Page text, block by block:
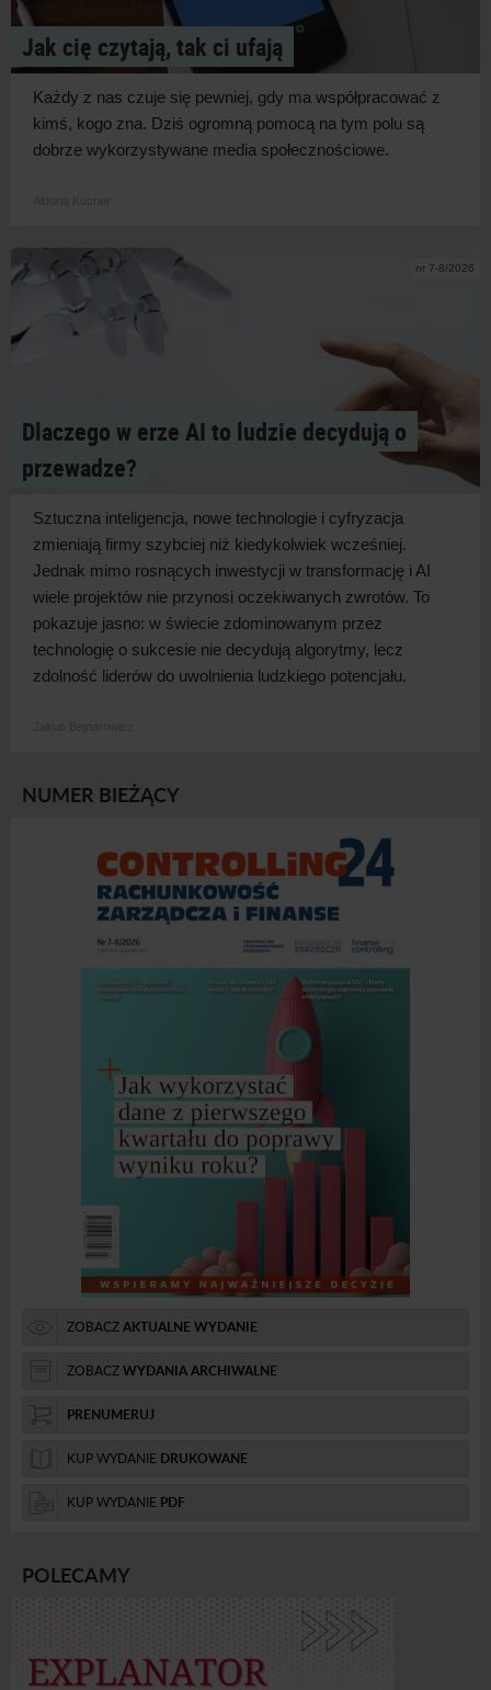
Jak cię czytają, tak ci ufają
Każdy z nas czuje się pewniej, gdy ma współpracować z
kimś, kogo zna. Dziś ogromną pomocą na tym polu są
dobrze wykorzystywane media społecznościowe.
nr 7-8/2026
Dlaczego w erze AI to ludzie decydują o
przewadze?
Sztuczna inteligencja, nowe technologie i cyfryzacja
zmieniają firmy szybciej niż kiedykolwiek wcześniej.
Jednak mimo rosnących inwestycji w transformację i AI
wiele projektów nie przynosi oczekiwanych zwrotów. To
pokazuje jasno: w świecie zdominowanym przez
technologię o sukcesie nie decydują algorytmy, lecz
zdolność liderów do uwolnienia ludzkiego potencjału.
NUMER BIEŻĄCY
ZOBACZAKTUALNE WYDANIE
ZOBACZWYDANIA ARCHIWALNE
PRENUMERUJ
KUP WYDANIE DRUKOWANE
KUP WYDANIE PDF
POLECAMY